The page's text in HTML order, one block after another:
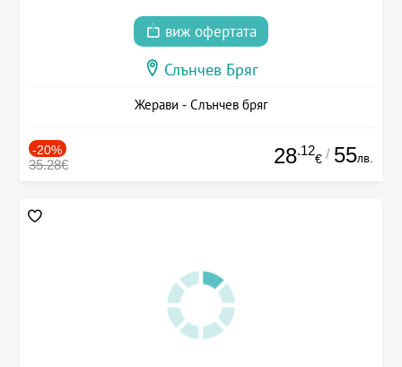
виж офертата
Слънчев Бряг
Жерави - Слънчев бряг
-20%
35.28€ 28.12
€ / 55лв.